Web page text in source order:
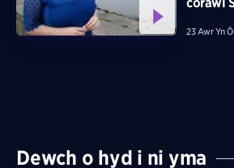
23 Awr Yn Ôl
Dewch o hyd i ni yma